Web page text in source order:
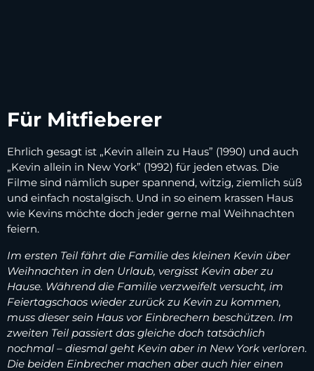
Für Mitfieberer
Ehrlich gesagt ist „Kevin allein zu Haus” (1990) und auch
„Kevin allein in New York” (1992) für jeden etwas. Die
Filme sind nämlich super spannend, witzig, ziemlich süß
und einfach nostalgisch. Und in so einem krassen Haus
wie Kevins möchte doch jeder gerne mal Weihnachten
feiern.
Im ersten Teil fährt die Familie des kleinen Kevin über
Weihnachten in den Urlaub, vergisst Kevin aber zu
Hause. Während die Familie verzweifelt versucht, im
Feiertagschaos wieder zurück zu Kevin zu kommen,
muss dieser sein Haus vor Einbrechern beschützen. Im
zweiten Teil passiert das gleiche doch tatsächlich
nochmal – diesmal geht Kevin aber in New York verloren.
Die beiden Einbrecher machen aber auch hier einen